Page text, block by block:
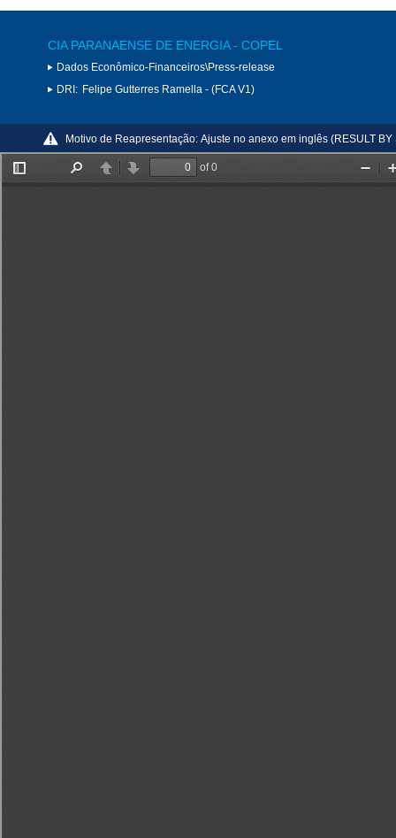
CIA PARANAENSE DE ENERGIA - COPEL
Dados Econômico-Financeiros\Press-release
DRI: Felipe Gutterres Ramella - (FCA V1)
Motivo de Reapresentação: Ajuste no anexo em inglês (RESULT